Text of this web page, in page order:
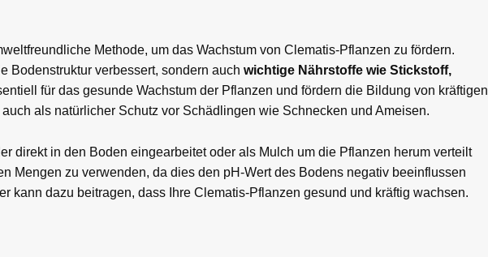
Methode, um das Wachstum von Clematis-Pflanzen zu fördern.
Bodenstruktur verbessert, sondern auch wichtige Nährstoffe wie Stickstoff,
für das gesunde Wachstum der Pflanzen und fördern die Bildung von kräftigen
als natürlicher Schutz vor Schädlingen wie Schnecken und Ameisen.
direkt in den Boden eingearbeitet oder als Mulch um die Pflanzen herum verteilt
Mengen zu verwenden, da dies den pH-Wert des Bodens negativ beeinflussen
kann dazu beitragen, dass Ihre Clematis-Pflanzen gesund und kräftig wachsen.